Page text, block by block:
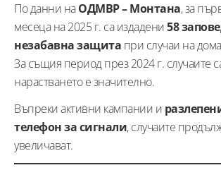
По данни наОДМВР – Монтана, за
месеца на 2025 г. са издадени58
незабавна защита при случаи на
За същия период през 2024 г. случаите
нарастването е значително.
Въпреки активни кампании и
телефон за сигнали, случаите
увеличават.